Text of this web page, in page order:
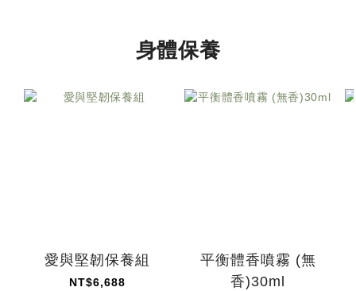
身體保養
愛與堅韌保養組
NT$6,688
平衡體香噴霧 (無
香)30ml